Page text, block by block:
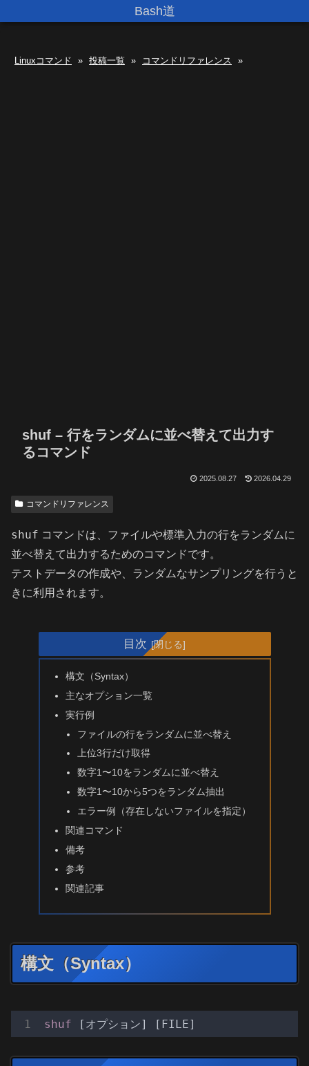
Bash道
Linuxコマンド » 投稿一覧 » コマンドリファレンス »
shuf – 行をランダムに並べ替えて出力す
るコマンド
2025.08.27 2026.04.29
コマンドリファレンス
shuf コマンドは、ファイルや標準入力の行をランダムに
並べ替えて出力するためのコマンドです。
テストデータの作成や、ランダムなサンプリングを行うと
きに利用されます。
目次
構文（Syntax）
主なオプション一覧
実行例
ファイルの行をランダムに並べ替え
上位3行だけ取得
数字1〜10をランダムに並べ替え
数字1〜10から5つをランダム抽出
エラー例（存在しないファイルを指定）
関連コマンド
備考
参考
関連記事
構文（Syntax）
shuf [オプション] [FILE]